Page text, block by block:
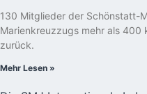
130 Mitglieder der Schönstatt-
Marienkreuzzugs mehr als 400
zurück.
Mehr Lesen »